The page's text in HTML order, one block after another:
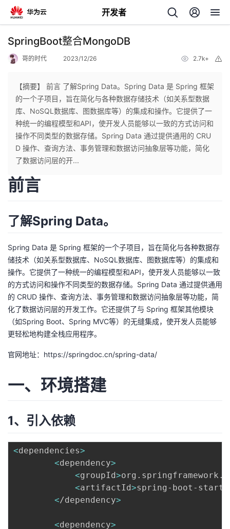
开发者
返
个
人
主
我
发
者
我
的
博
我
的
我
播
活
动
的
关
我
的
我
SpringBoot整合MongoDB
哥的时代 2023/12/26 2.7k+
【摘要】 前言 了解Spring Data。Spring Data 是 Spring 框架
的一个子项目，旨在简化与各种数据存储技术（如关系型数据
库、NoSQL数据库、图数据库等）的集成和操作。它提供了一
种统一的编程模型和API，使开发人员能够以一致的方式访问和
操作不同类型的数据存储。Spring Data 通过提供通用的 CRU
D 操作、查询方法、事务管理和数据访问抽象层等功能，简化
了数据访问层的开...
前言
了解Spring Data。
Spring Data 是 Spring 框架的一个子项目，旨在简化与各种数据存
储技术（如关系型数据库、NoSQL数据库、图数据库等）的集成和
操作。它提供了一种统一的编程模型和API，使开发人员能够以一致
的方式访问和操作不同类型的数据存储。Spring Data 通过提供通用
的 CRUD 操作、查询方法、事务管理和数据访问抽象层等功能，简
化了数据访问层的开发工作。它还提供了与 Spring 框架其他模块
（如Spring Boot、Spring MVC等）的无缝集成，使开发人员能够
更轻松地构建全栈应用程序。
官网地址： https://springdoc.cn/spring-data/
一、环境搭建
1、引入依赖
<dependencies>
<dependency>
<groupId>
<artifactId>spring-boot-
</dependency>
<dependency>